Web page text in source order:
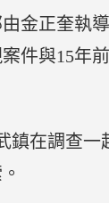
由金正奎執
件與15年
鎮在調查